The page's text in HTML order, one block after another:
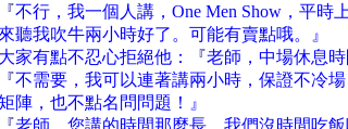
『不行，我一個人講，One Men Show，平時
來聽我吹牛兩小時好了。可能有賣點哦。』
大家有點不忍心拒絕他：
『老師，中場休息時
『不需要，我可以連著講兩小時，保證不冷
陣，也不點名問問題！』